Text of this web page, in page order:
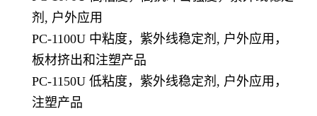
剂, 户外应用
PC-1100U 中粘度，紫外线稳定剂, 户外应用，
板材挤出和注塑产品
PC-1150U 低粘度，紫外线稳定剂, 户外应用，
注塑产品